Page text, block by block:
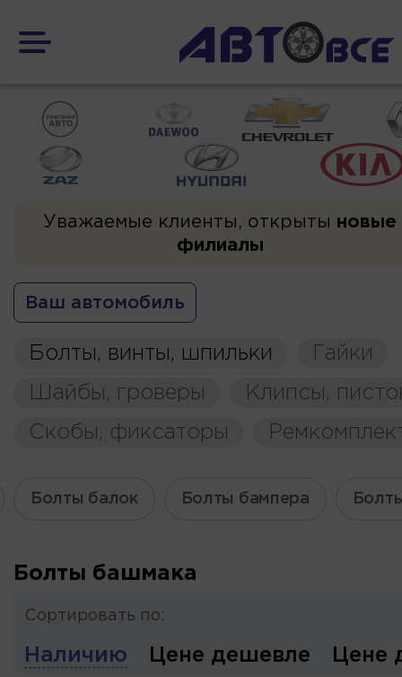
Уважаемые клиенты, открыты новые
филиалы
Ваш автомобиль
Болты, винты, шпильки
Гайки
Шайбы, гроверы
Клипсы,
Скобы, фиксаторы
Болты балок Болты бампера
Болты башмака
Сортировать по:
Наличию Цене дешевле Цене